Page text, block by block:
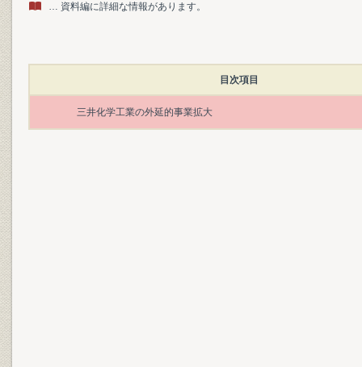
… 資料編に詳細な情報があります。
目次項目
三井化学工業の外延的事業拡大